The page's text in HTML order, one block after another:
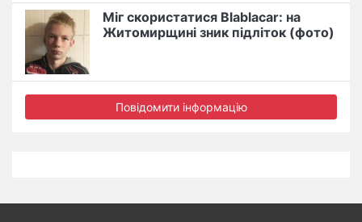
Міг скористатися Blablacar: на
Житомирщині зник підліток (фото)
Повідомити інформацію